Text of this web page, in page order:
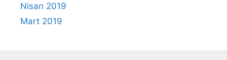
Nisan 2019
Mart 2019